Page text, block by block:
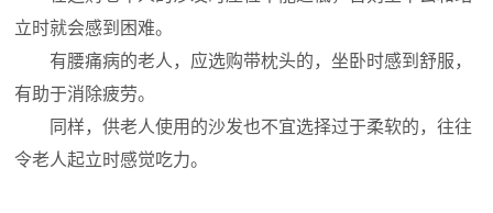
立时就会感到困难。
有腰痛病的老人，应选购带枕头的，坐卧时感到舒服，
有助于消除疲劳。
同样，供老人使用的沙发也不宜选择过于柔软的，往往
令老人起立时感觉吃力。